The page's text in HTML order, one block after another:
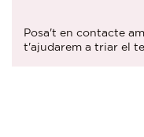
Posa't en contacte
t'ajudarem a triar el